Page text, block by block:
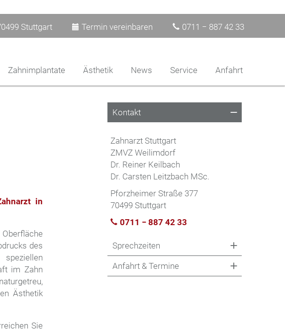
0711 − 887 42 33
Termin vereinbaren
Stuttgart
Zahnimplantate Ästhetik News Service Anfahrt
in
des
im Zahn
Ästhetik
Sie
Kontakt
Zahnarzt Stuttgart
ZMVZ Weilimdorf
Dr. Reiner Keilbach
Dr. Carsten Leitzbach MSc.
Pforzheimer Straße 377
70499 Stuttgart
0711 − 887 42 33
Sprechzeiten
Anfahrt & Termine